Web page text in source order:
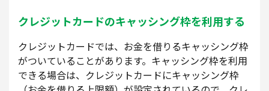
クレジットカードのキャッシング枠を利用する
クレジットカードでは、お金を借りるキャッシング枠
がついていることがあります。キャッシング枠を利用
できる場合は、クレジットカードにキャッシング枠